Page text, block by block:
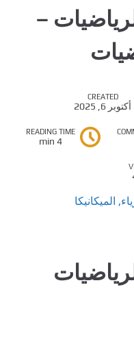
–
CREATED
أكتوبر 6, 2025
READING TIME
4 min
, الميكانيكا